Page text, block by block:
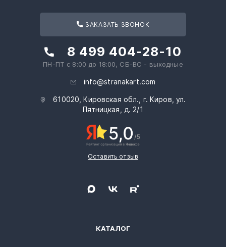
КАТАЛОГ
ЗАКАЗАТЬ ЗВОНОК
8 499 404-28-10
ПН-ПТ с 8:00 до 18:00, СБ-ВС - выходные
info@stranakart.com
610020, Кировская обл., г. Киров, ул.
Пятницкая, д. 2/1
Оставить отзыв